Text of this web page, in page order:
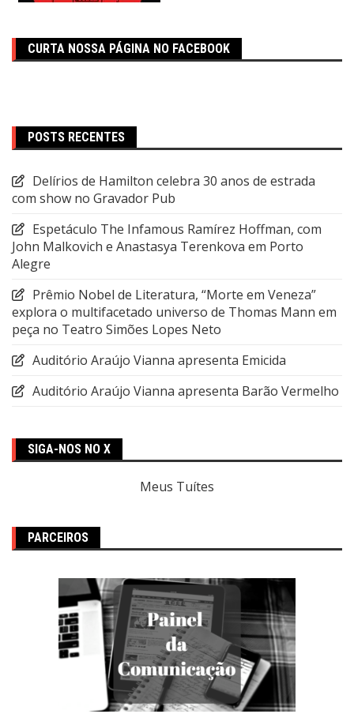
CURTA NOSSA PÁGINA NO FACEBOOK
POSTS RECENTES
Delírios de Hamilton celebra 30 anos de estrada
com show no Gravador Pub
Espetáculo The Infamous Ramírez Hoffman, com
John Malkovich e Anastasya Terenkova em Porto
Alegre
Prêmio Nobel de Literatura, “Morte em Veneza”
explora o multifacetado universo de Thomas Mann em
peça no Teatro Simões Lopes Neto
Auditório Araújo Vianna apresenta Emicida
Auditório Araújo Vianna apresenta Barão Vermelho
SIGA-NOS NO X
Meus Tuítes
PARCEIROS